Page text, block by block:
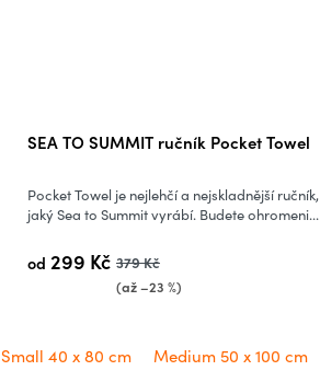
SEA TO SUMMIT ručník Pocket Towel
od 299 Kč 379 Kč
(až –23 %)
Pocket Towel je nejlehčí a nejskladnější ručník,
jaký Sea to Summit vyrábí. Budete ohromeni...
Small 40 x 80 cm Medium 50 x 100 cm